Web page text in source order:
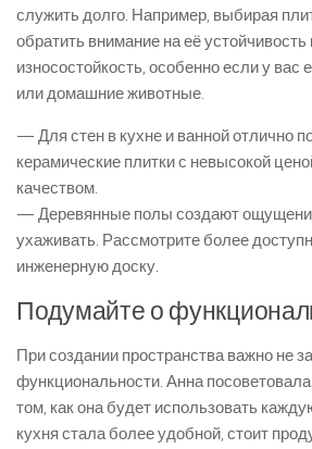
служить долго. Например, выбирая
обратить внимание на её устойчивость
износостойкость, особенно если у вас
или домашние животные.
— Для стен в кухне и ванной отлично
керамические плитки с невысокой
качеством.
— Деревянные полы создают
ухаживать. Рассмотрите более
инженерную доску.
Подумайте о
При создании пространства важно не
функциональности. Анна
том, как она будет использовать
кухня стала более удобной, стоит